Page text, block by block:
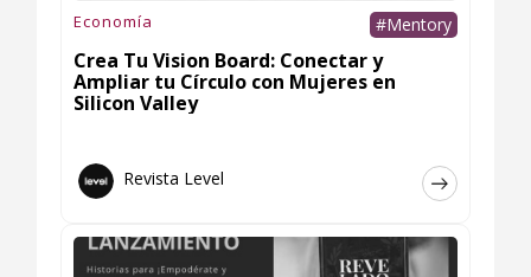
Economía #Mentory
Crea Tu Vision Board: Conectar y
Ampliar tu Círculo con Mujeres en
Silicon Valley
Revista Level